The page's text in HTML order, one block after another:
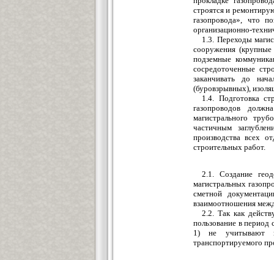
строятся и
газопровода», что
организационно-
1.3. Переходы
сооружения
подземные
сосредоточенные
заканчивать до
(буровзрывных),
1.4. Подготовка
газопроводов
магистрального
частичным
производства всех
строительных работ.
2.1. Создание
магистральных
сметной
взаимоотношения
2.2. Так как
пользование в период
1) не учитывают
транспортируемого